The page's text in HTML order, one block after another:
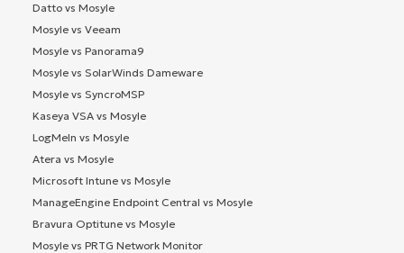
Datto vs Mosyle
Mosyle vs Veeam
Mosyle vs Panorama9
Mosyle vs SolarWinds Dameware
Mosyle vs SyncroMSP
Kaseya VSA vs Mosyle
LogMeIn vs Mosyle
Atera vs Mosyle
Microsoft Intune vs Mosyle
ManageEngine Endpoint Central vs Mosyle
Bravura Optitune vs Mosyle
Mosyle vs PRTG Network Monitor